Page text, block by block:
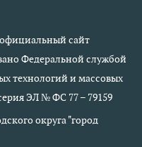
сайт
Федеральной службой
технологий и массовых
ЭЛ № ФС 77 – 79159
округа "город